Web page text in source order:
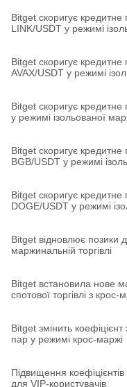
Bitget скоригує кредитне
LINK/USDT у режимі
Bitget скоригує кредитне
AVAX/USDT у режимі
Bitget скоригує кредитне
у режимі ізольованої
Bitget скоригує кредитне
BGB/USDT у режимі
Bitget скоригує кредитне
DOGE/USDT у режимі
Bitget відновлює позики
маржинальній торгівлі
Bitget встановила нове
спотової торгівлі з
Bitget змінить
пар у режимі крос-маржі
Підвищення
для VIP‑користувачів